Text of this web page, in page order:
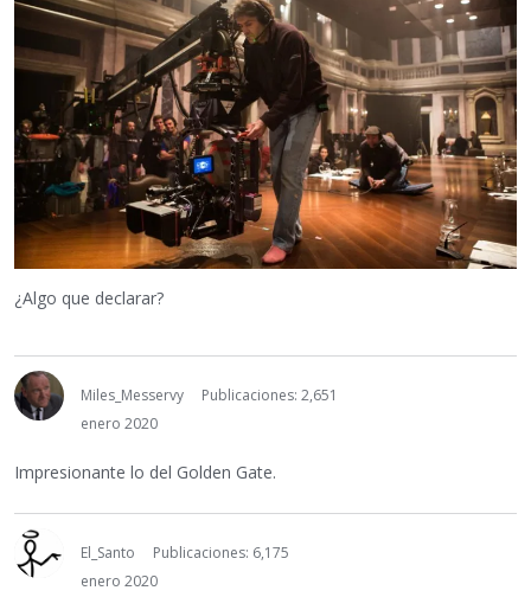
¿Algo que declarar?
Miles_Messervy
Publicaciones: 2,651
enero 2020
Impresionante lo del Golden Gate.
El_Santo
Publicaciones: 6,175
enero 2020